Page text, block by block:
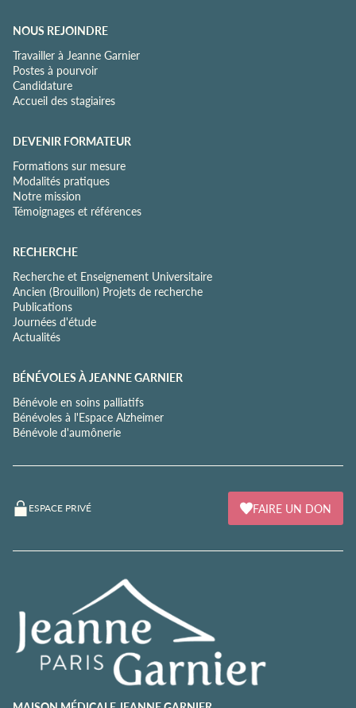
NOUS REJOINDRE
Travailler à Jeanne Garnier
Postes à pourvoir
Candidature
Accueil des stagiaires
DEVENIR FORMATEUR
Formations sur mesure
Modalités pratiques
Notre mission
Témoignages et références
RECHERCHE
Recherche et Enseignement Universitaire
Ancien (Brouillon) Projets de recherche
Publications
Journées d'étude
Actualités
BÉNÉVOLES À JEANNE GARNIER
Bénévole en soins palliatifs
Bénévoles à l'Espace Alzheimer
Bénévole d'aumônerie
ESPACE PRIVÉ FAIRE UN DON